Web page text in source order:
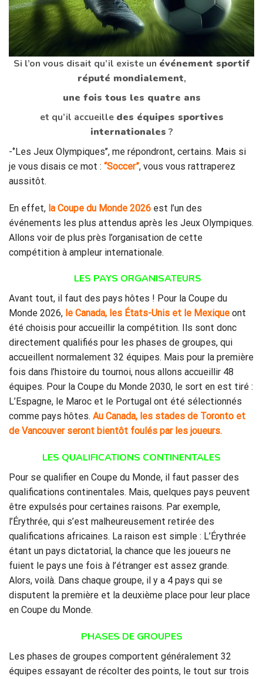
Si l’on vous disait qu’il existe un événement sportif
réputé mondialement,
une fois tous les quatre ans
et qu’il accueille des équipes sportives
internationales ?
-‘’Les Jeux Olympiques’’, me répondront, certains. Mais si
je vous disais ce mot : “Soccer”, vous vous rattraperez
aussitôt.
En effet, la Coupe du Monde 2026 est l’un des
événements les plus attendus après les Jeux Olympiques.
Allons voir de plus près l’organisation de cette
compétition à ampleur internationale.
LES PAYS ORGANISATEURS
Avant tout, il faut des pays hôtes ! Pour la Coupe du
Monde 2026, le Canada, les États-Unis et le Mexique ont
été choisis pour accueillir la compétition. Ils sont donc
directement qualifiés pour les phases de groupes, qui
accueillent normalement 32 équipes. Mais pour la première
fois dans l’histoire du tournoi, nous allons accueillir 48
équipes. Pour la Coupe du Monde 2030, le sort en est tiré :
L’Espagne, le Maroc et le Portugal ont été sélectionnés
comme pays hôtes. Au Canada, les stades de Toronto et
de Vancouver seront bientôt foulés par les joueurs.
LES QUALIFICATIONS CONTINENTALES
Pour se qualifier en Coupe du Monde, il faut passer des
qualifications continentales. Mais, quelques pays peuvent
être expulsés pour certaines raisons. Par exemple,
l’Érythrée, qui s’est malheureusement retirée des
qualifications africaines. La raison est simple : L’Érythrée
étant un pays dictatorial, la chance que les joueurs ne
fuient le pays une fois à l’étranger est assez grande.
Alors, voilà. Dans chaque groupe, il y a 4 pays qui se
disputent la première et la deuxième place pour leur place
en Coupe du Monde.
PHASES DE GROUPES
Les phases de groupes comportent généralement 32
équipes essayant de récolter des points, le tout sur trois